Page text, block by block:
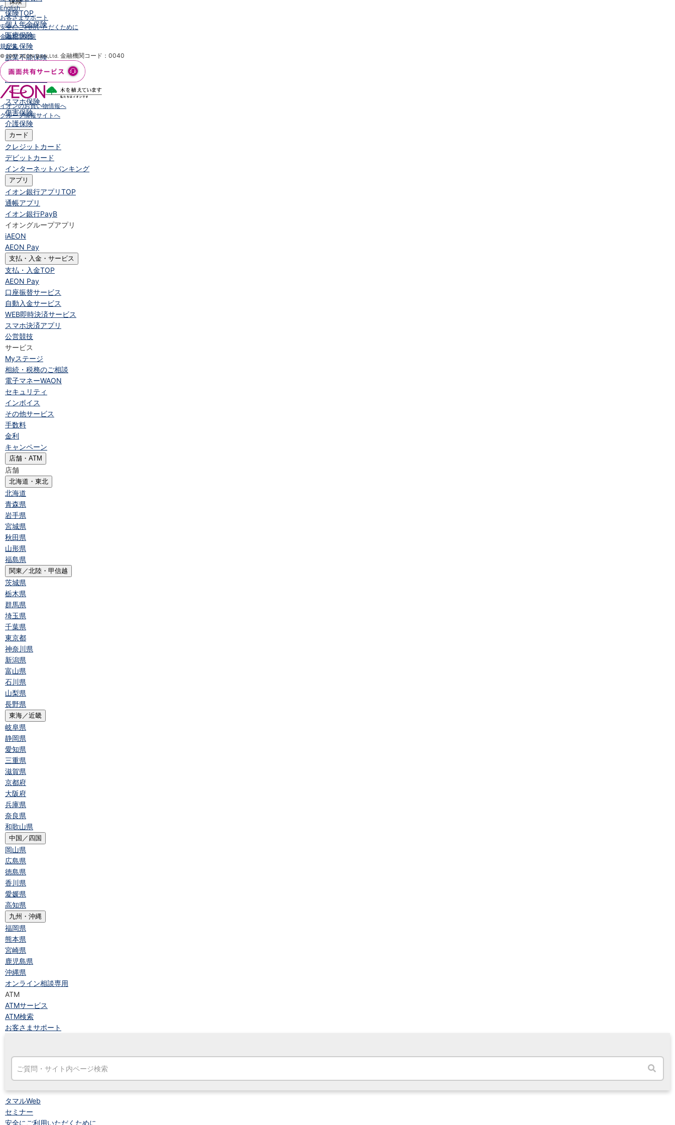
保険TOP
個人年金保険
医療保険
がん保険
就業不能保険
認知症保険
海外旅行保険
国内旅行傷害保険
スマホ保険
傷害保険
介護保険
カード
クレジットカード
デビットカード
インターネットバンキング
アプリ
イオン銀行アプリTOP
通帳アプリ
イオン銀行PayB
イオングループアプリ
iAEON
AEON Pay
支払・入金・サービス
支払・入金TOP
AEON Pay
口座振替サービス
自動入金サービス
WEB即時決済サービス
スマホ決済アプリ
公営競技
サービス
Myステージ
相続・税務のご相談
電子マネーWAON
セキュリティ
インボイス
その他サービス
手数料
金利
キャンペーン
店舗・ATM
店舗
北海道・東北
北海道
青森県
岩手県
宮城県
秋田県
山形県
福島県
関東／北陸・甲信越
茨城県
栃木県
群馬県
埼玉県
千葉県
東京都
神奈川県
新潟県
富山県
石川県
山梨県
長野県
東海／近畿
岐阜県
静岡県
愛知県
三重県
滋賀県
京都府
大阪府
兵庫県
奈良県
和歌山県
中国／四国
岡山県
広島県
徳島県
香川県
愛媛県
高知県
九州・沖縄
福岡県
熊本県
宮崎県
鹿児島県
沖縄県
オンライン相談専用
ATM
ATMサービス
ATM検索
お客さまサポート
タマルWeb
セミナー
安全にご利用いただくために
English
お客さまサポート
安全にご利用いただくために
金融犯罪対策
規定集
© 2007 AEON Bank,Ltd. 金融機関コード：0040
イオンのお買い物情報へ
グループ情報サイトへ